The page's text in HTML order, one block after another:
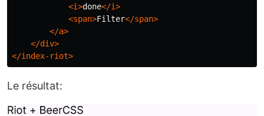
<i>done</i>
<span>Filter</span>
</a>
</div>
</index-riot>
Le résultat: